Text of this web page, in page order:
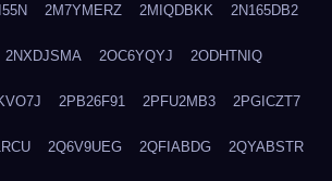
2M7YMERZ 2MIQDBKK 2N165DB2
2NXDJSMA 2OC6YQYJ 2ODHTNIQ
2PB26F91 2PFU2MB3 2PGICZT7
2Q6V9UEG 2QFIABDG 2QYABSTR